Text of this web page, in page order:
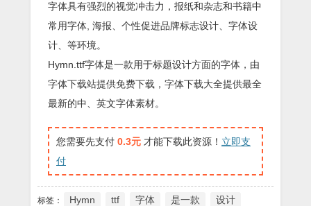
字体具有强烈的视觉冲击力，报纸和杂志和书籍中
常用字体, 海报、个性促进品牌标志设计、字体设
计、等环境。
Hymn.ttf字体是一款用于标题设计方面的字体，由
字体下载站提供免费下载，字体下载大全提供最全
最新的中、英文字体素材。
您需要先支付 0.3元 才能下载此资源！ 立即支
付
标签： Hymn ttf 字体 是一款 设计